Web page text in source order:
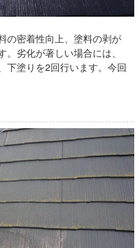
の密着性向上、塗料の剥が
劣化が著しい場合には、
下塗りを2回行います。今回